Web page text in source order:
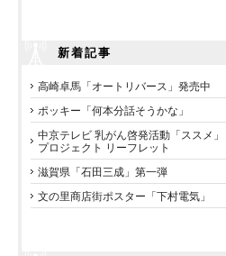
新着記事
高崎卓馬「オートリバース」発売中
ポッキー「何本分話そうかな」
中京テレビ 乳がん啓発活動「ススメ」
プロジェクト リーフレット
滋賀県「石田三成」第一弾
文の里商店街ポスター「下村電気」